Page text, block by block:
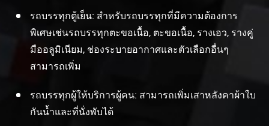
รถบรรทุกตู้เย็น: สำหรับรถบรรทุกที่มีความต้องการ
พิเศษเช่นรถบรรทุกตะขอเนื้อ, ตะขอเนื้อ, รางเอว, รางคู่
มืออลูมิเนียม, ช่องระบายอากาศและตัวเลือกอื่นๆ
สามารถเพิ่ม
รถบรรทุกผู้ให้บริการผู้คน: สามารถเพิ่มเสาหลังคาผ้าใบ
กันน้ำและที่นั่งพับได้